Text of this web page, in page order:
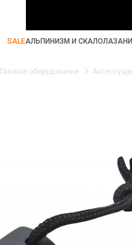
SALEАЛЬПИНИЗМ И
Газовое оборудование